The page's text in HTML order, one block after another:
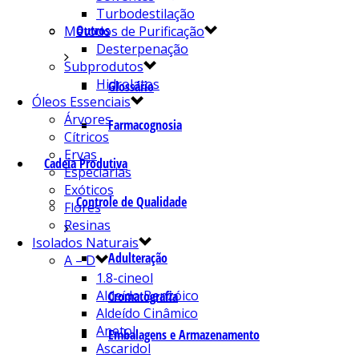
Outros
Glossário
Farmacognosia
Cadeia Produtiva
Controle de Qualidade
Adulteração
Cromatografia
Embalagens e Armazenamento
Turbodestilação
Métodos de Purificação
Desterpenação
Subprodutos
Hidrolatos
Óleos Essenciais
Árvores
Cítricos
Ervas
Especiarias
Exóticos
Flores
Resinas
Isolados Naturais
A – D
1.8-cineol
Aldeído Benzóico
Aldeído Cinâmico
Anetol
Ascaridol